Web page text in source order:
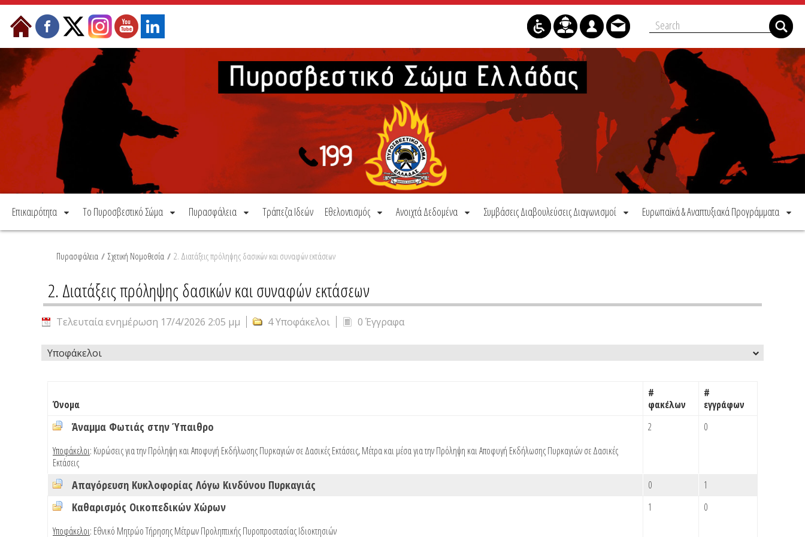
Μετάβαση στο περιεχόμενο
Επικαιρότητα Το Πυροσβεστικό Σώμα Πυρασφάλεια Τράπεζα Ιδεών Εθελοντισμός Ανοιχτά Δεδομένα Συμβάσεις Διαβουλεύσεις Διαγωνισμοί Ευρωπαϊκά & Αναπτυξιακά Προγράμματα
Πυρασφάλεια / Σχετική Νομοθεσία / 2. Διατάξεις πρόληψης δασικών και συναφών εκτάσεων
2. Διατάξεις πρόληψης δασικών και συναφών εκτάσεων
Τελευταία ενημέρωση 17/4/2026 2:05 μμ 4 Υποφάκελοι 0 Έγγραφα
Υποφάκελοι
Όνομα
#
φακέλων
#
εγγράφων
Άναμμα Φωτιάς στην Ύπαιθρο
Υποφάκελοι: Κυρώσεις για την Πρόληψη και Αποφυγή Εκδήλωσης Πυρκαγιών σε Δασικές Εκτάσεις,Μέτρα και μέσα για την Πρόληψη και Αποφυγή Εκδήλωσης Πυρκαγιών σε Δασικές
Εκτάσεις
2 0
Απαγόρευση Κυκλοφορίας Λόγω Κινδύνου Πυρκαγιάς 0 1
Καθαρισμός Οικοπεδικών Χώρων
Υποφάκελοι: Εθνικό Μητρώο Τήρησης Μέτρων Προληπτικής Πυροπροστασίας Ιδιοκτησιών
1 0